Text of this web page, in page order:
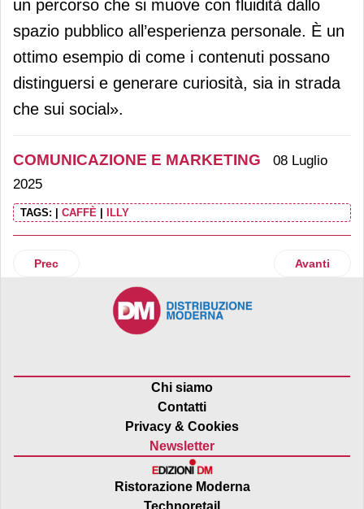
un percorso che si muove con fluidità dallo
spazio pubblico all’esperienza personale. È un
ottimo esempio di come i contenuti possano
distinguersi e generare curiosità, sia in strada
che sui social».
COMUNICAZIONE E MARKETING
08 Luglio
2025
TAGS: CAFFÈ ILLY
Articolo precedente: Birra Moretti dà voce alla spontaneità
Prec Articolo
Avanti
Chi siamo
Contatti
Privacy & Cookies
Newsletter
Ristorazione Moderna